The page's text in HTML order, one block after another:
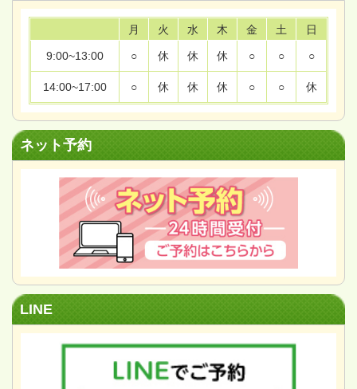
月 火 水 木 金 土 日
9:00~13:00 ○ 休 休 休 ○ ○ ○
14:00~17:00 ○ 休 休 休 ○ ○ 休
ネット予約
LINE